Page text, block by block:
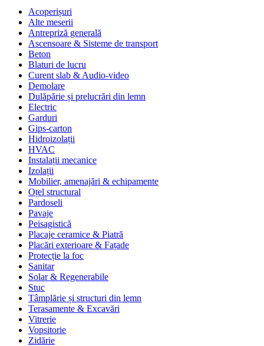
Acoperișuri
Alte meserii
Antrepriză generală
Ascensoare & Sisteme de transport
Beton
Blaturi de lucru
Curent slab & Audio-video
Demolare
Dulăpărie și prelucrări din lemn
Electric
Garduri
Gips-carton
Hidroizolații
HVAC
Instalații mecanice
Izolații
Mobilier, amenajări & echipamente
Oțel structural
Pardoseli
Pavaje
Peisagistică
Placaje ceramice & Piatră
Placări exterioare & Fațade
Protecție la foc
Sanitar
Solar & Regenerabile
Stuc
Tâmplărie și structuri din lemn
Terasamente & Excavări
Vitrerie
Vopsitorie
Zidărie